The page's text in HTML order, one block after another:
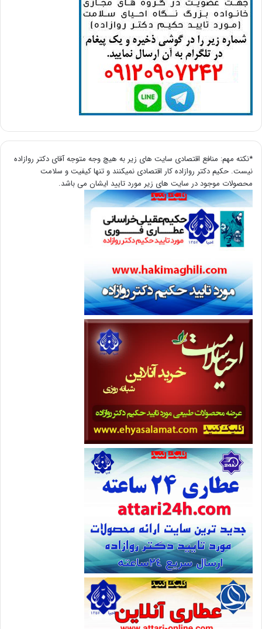
*نکته مهم: منافع اقتصادی سایت های زیر به هیچ وجه متوجه آقای دکتر روازاده
نیست. حکیم دکتر روازاده کار اقتصادی نمیکنند و تنها کیفیت و سلامت
محصولات موجود در سایت های زیر مورد تایید ایشان می باشد.